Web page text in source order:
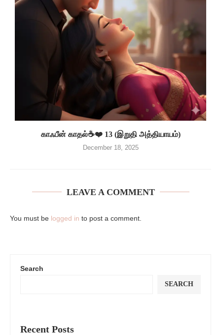
காஃபீன் காதல்☕❤️ 13 (இறுதி அத்தியாயம்)
December 18, 2025
LEAVE A COMMENT
You must be logged in to post a comment.
Search
SEARCH
Recent Posts